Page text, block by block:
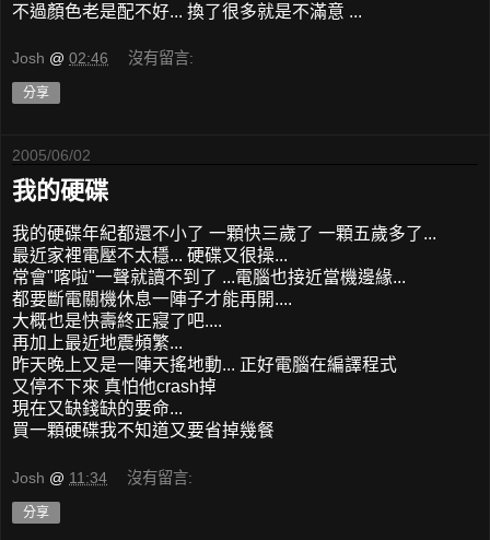
不過顏色老是配不好... 換了很多就是不滿意 ...
Josh @ 02:46 沒有留言:
分享
2005/06/02
我的硬碟
我的硬碟年紀都還不小了 一顆快三歲了 一顆五歲多了...
最近家裡電壓不太穩... 硬碟又很操...
常會"喀啦"一聲就讀不到了 ...電腦也接近當機邊緣...
都要斷電關機休息一陣子才能再開....
大概也是快壽終正寢了吧....
再加上最近地震頻繁...
昨天晚上又是一陣天搖地動... 正好電腦在編譯程式
又停不下來 真怕他crash掉
現在又缺錢缺的要命...
買一顆硬碟我不知道又要省掉幾餐
Josh @ 11:34 沒有留言:
分享